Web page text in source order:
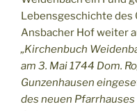
Lebensgeschichte
Ansbacher Hof weiter
„Kirchenbuch
am 3. Mai 1744 Dom.
Gunzenhausen
des neuen